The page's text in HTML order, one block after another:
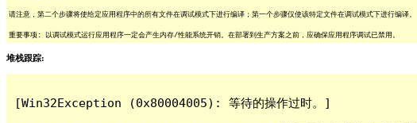
请注意，第二个步骤将使给定应用程序中的所有文件在调试模式下进行编译；第一个步骤仅使该特定文件在调试模式下进行编译。
重要事项: 以调试模式运行应用程序一定会产生内存/性能系统开销。在部署到生产方案之前，应确保应用程序调试已禁用。
堆栈跟踪:
[Win32Exception (0x80004005): 等待的操作过时。]